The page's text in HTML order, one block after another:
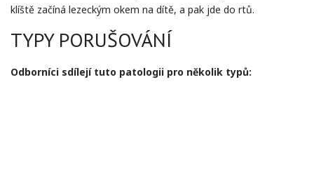
klíště začíná lezeckým okem na dítě, a pak jde do rtů.
TYPY PORUŠOVÁNÍ
Odborníci sdílejí tuto patologii pro několik typů: